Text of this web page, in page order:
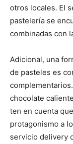
otros locales. El
pastelería se
combinadas con
Adicional, una
de pasteles es
chocolate
ten en cuenta
protagonismo a
servicio delivery